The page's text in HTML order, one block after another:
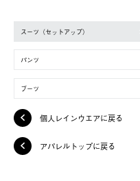
スーツ（セットアップ）
パンツ
ブーツ
個人レインウエアに戻る
アパレルトップに戻る